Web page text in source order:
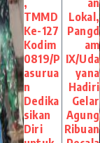
,
TMMD
Ke-127
Kodim
0819/P
asurua
n
Dedika
sikan
Diri
an
Lokal,
Pangd
am
IX/Uda
yana
Hadiri
Gelar
Agung
Ribuan